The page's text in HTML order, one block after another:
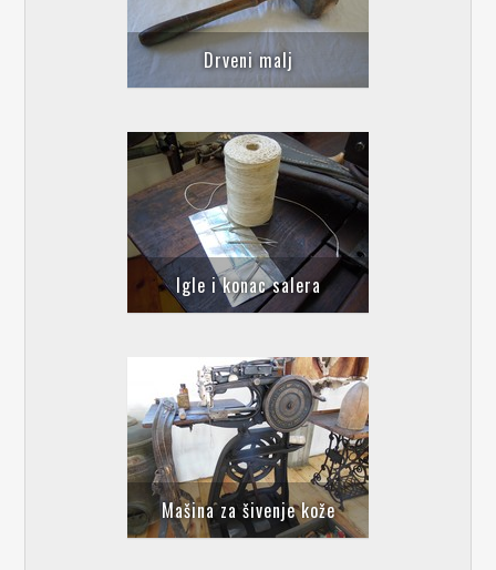
Drveni malj
Igle i konac salera
Mašina za šivenje kože